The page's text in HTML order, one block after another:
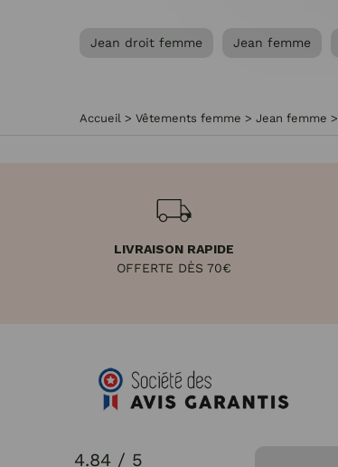
Jean droit femme Jean femme
Accueil > Vêtements femme > Jean femme >
LIVRAISON RAPIDE
OFFERTE DÈS 70€
4.84 / 5